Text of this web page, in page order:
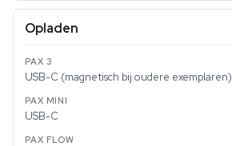
Opladen
USB-C (magnetisch bij oudere exemplaren)
USB-C